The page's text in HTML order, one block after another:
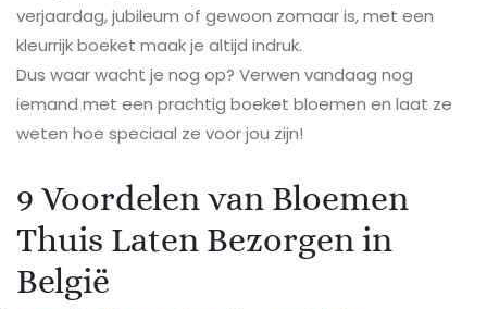
verjaardag, jubileum of gewoon zomaar is, met een
kleurrijk boeket maak je altijd indruk.
Dus waar wacht je nog op? Verwen vandaag nog
iemand met een prachtig boeket bloemen en laat ze
weten hoe speciaal ze voor jou zijn!
9 Voordelen van Bloemen
Thuis Laten Bezorgen in
België